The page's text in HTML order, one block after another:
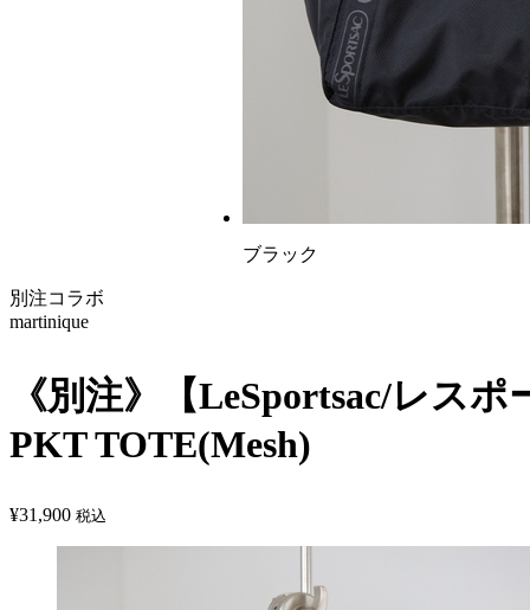
ブラック
別注コラボ
martinique
《別注》【LeSportsac/レス
PKT TOTE(Mesh)
¥31,900 税込